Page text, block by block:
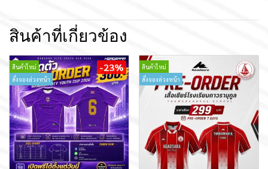
สินค้าที่เกี่ยวข้อง
สินค้าใหม่
สั่งจองล่วงหน้า
-23%
สินค้าใหม่
สั่งจองล่วงหน้า